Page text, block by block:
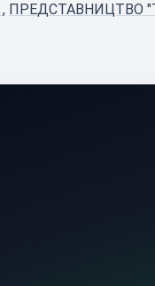
, ПРЕДСТАВНИЦТВО